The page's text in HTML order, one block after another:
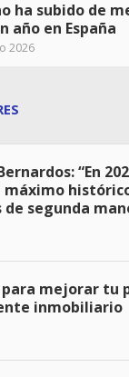
ha subido de
año en España
2026
“En
máximo
segunda
para mejorar tu
inmobiliario